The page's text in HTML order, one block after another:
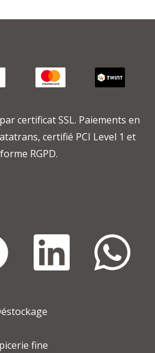
certificat SSL. Paiements en
certifié PCI Level 1 et
RGPD.
fine